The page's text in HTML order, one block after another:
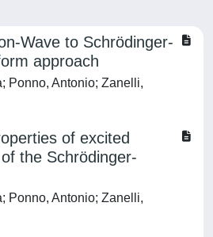
Wave to Schrödinger-
approach
Ponno, Antonio; Zanelli,
of excited
the Schrödinger-
Ponno, Antonio; Zanelli,